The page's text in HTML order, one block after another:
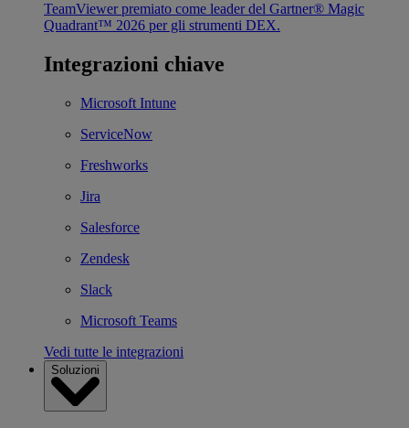
TeamViewer premiato come leader del Gartner® Magic
Quadrant™ 2026 per gli strumenti DEX.
Integrazioni chiave
Microsoft Intune
ServiceNow
Freshworks
Jira
Salesforce
Zendesk
Slack
Microsoft Teams
Vedi tutte le integrazioni
Soluzioni